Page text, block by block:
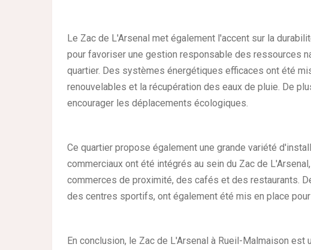
Le Zac de L'Arsenal met également l'accent sur la
pour favoriser une gestion responsable des ressources
quartier. Des systèmes énergétiques efficaces ont été
renouvelables et la récupération des eaux de pluie. De
encourager les déplacements écologiques.
Ce quartier propose également une grande variété
commerciaux ont été intégrés au sein du Zac de
commerces de proximité, des cafés et des restaurants.
des centres sportifs, ont également été mis en place
En conclusion, le Zac de L'Arsenal à Rueil-Malmaison